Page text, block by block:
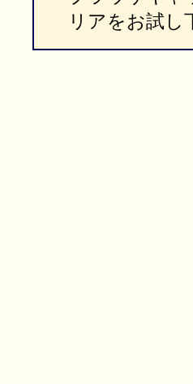
リアをお試し